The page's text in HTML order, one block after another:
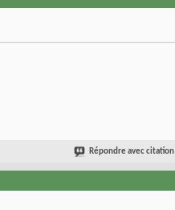
Répondre avec citation